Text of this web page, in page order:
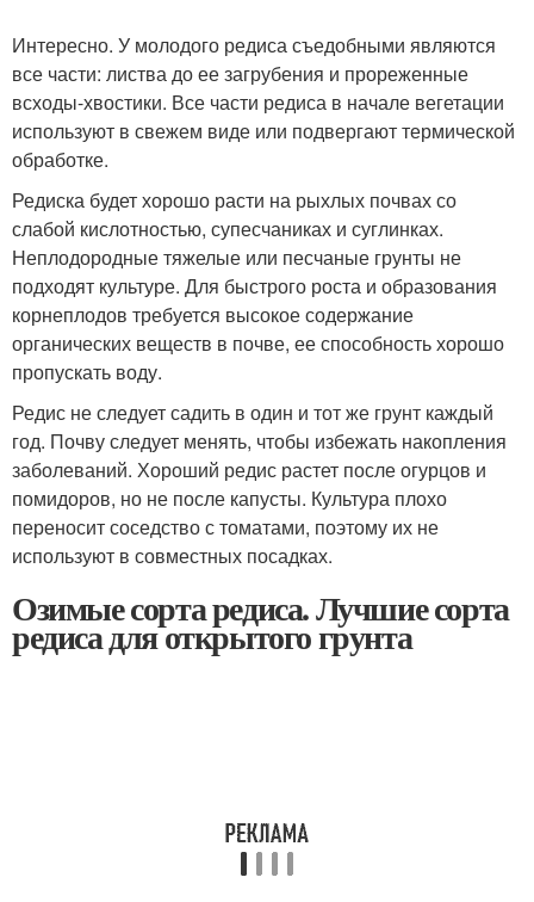
Интересно. У молодого редиса съедобными являются
все части: листва до ее загрубения и прореженные
всходы-хвостики. Все части редиса в начале вегетации
используют в свежем виде или подвергают термической
обработке.
Редиска будет хорошо расти на рыхлых почвах со
слабой кислотностью, супесчаниках и суглинках.
Неплодородные тяжелые или песчаные грунты не
подходят культуре. Для быстрого роста и образования
корнеплодов требуется высокое содержание
органических веществ в почве, ее способность хорошо
пропускать воду.
Редис не следует садить в один и тот же грунт каждый
год. Почву следует менять, чтобы избежать накопления
заболеваний. Хороший редис растет после огурцов и
помидоров, но не после капусты. Культура плохо
переносит соседство с томатами, поэтому их не
используют в совместных посадках.
Озимые сорта редиса. Лучшие сорта
редиса для открытого грунта